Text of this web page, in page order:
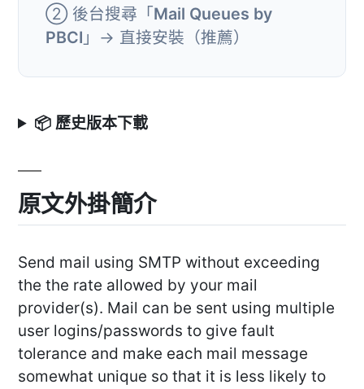
② 後台搜尋「Mail Queues by
PBCI 」→ 直接安裝（推薦）
📦 歷史版本下載
原文外掛簡介
Send mail using SMTP without exceeding
the the rate allowed by your mail
provider(s). Mail can be sent using multiple
user logins/passwords to give fault
tolerance and make each mail message
somewhat unique so that it is less likely to